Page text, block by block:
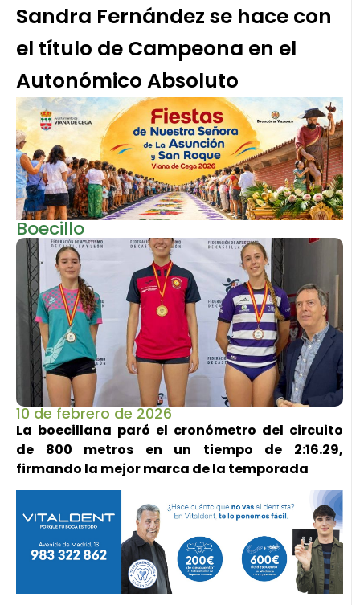
Sandra Fernández se hace con
el título de Campeona en el
Autonómico Absoluto
Boecillo
10 de febrero de 2026
La boecillana paró el cronómetro del circuito
de 800 metros en un tiempo de 2:16.29,
firmando la mejor marca de la temporada